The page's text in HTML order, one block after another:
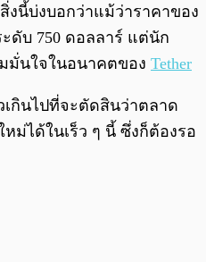
งนี้บ่งบอกว่าแม้ว่าราคาของ
ดับ 750 ดอลลาร์ แต่นัก
มั่นใจในอนาคตของ Tether
เกินไปที่จะตัดสินว่าตลาด
ม่ได้ในเร็ว ๆ นี้ ซึ่งก็ต้องรอ